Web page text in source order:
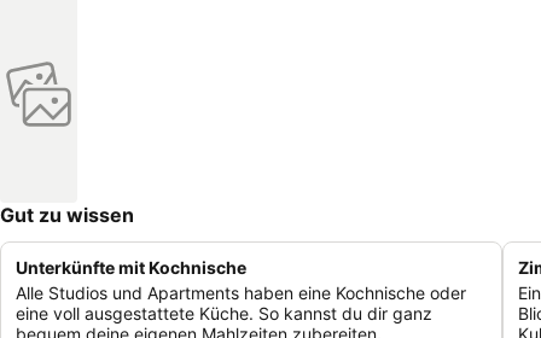
Gut zu wissen
Unterkünfte mit Kochnische
Alle Studios und Apartments haben eine Kochnische oder
eine voll ausgestattete Küche. So kannst du dir ganz
bequem deine eigenen Mahlzeiten zubereiten.